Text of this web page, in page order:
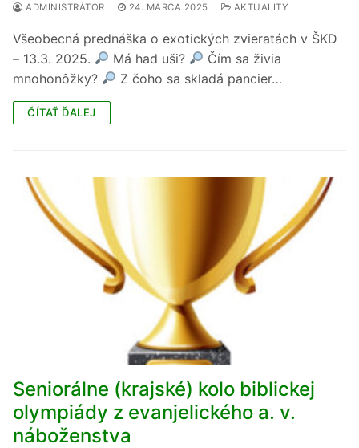
ADMINISTRÁTOR 24. MARCA 2025 AKTUALITY
Všeobecná prednáška o exotických zvieratách v ŠKD
– 13.3. 2025.
Má had uši?
Čím sa živia
mnohonôžky?
Z čoho sa skladá pancier…
ČÍTAŤ ĎALEJ
Seniorálne (krajské) kolo biblickej
olympiády z evanjelického a. v.
náboženstva